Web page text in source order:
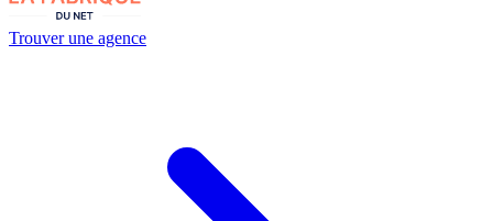
Trouver une agence